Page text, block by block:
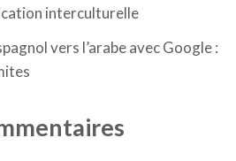
interculturelle
vers l’arabe avec Google :